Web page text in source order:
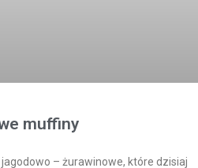
muffiny
– żurawinowe, które dzisiaj